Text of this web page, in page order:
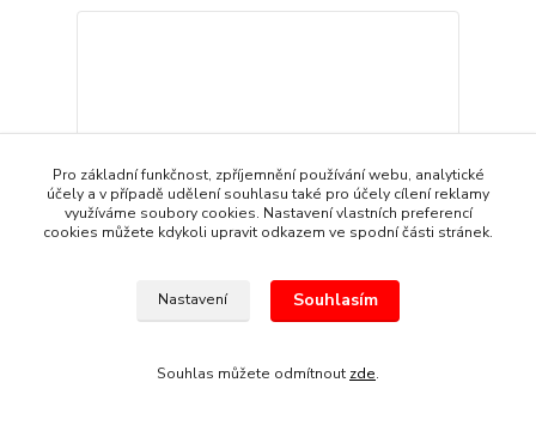
Pro základní funkčnost, zpříjemnění používání webu, analytické
účely a v případě udělení souhlasu také pro účely cílení reklamy
využíváme soubory cookies. Nastavení vlastních preferencí
cookies můžete kdykoli upravit odkazem ve spodní části stránek.
Nastavení Souhlasím
Souhlas můžete odmítnout zde.